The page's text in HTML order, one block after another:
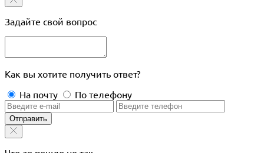
Задайте свой вопрос
Как вы хотите получить ответ?
На почту
По телефону
Отправить